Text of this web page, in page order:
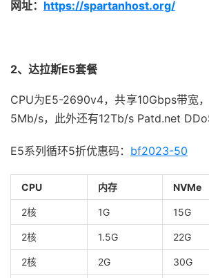
网址： https://spartanhost.org/
2、达拉斯E5套餐
CPU为E5-2690v4，共享10Gbps带宽
5Mb/s，此外还有12Tb/s Patd.net
E5系列循环5折优惠码： bf2023-50
CPU 内存 NVMe
2核 1G 15G
2核 1.5G 22G
2核 2G 30G